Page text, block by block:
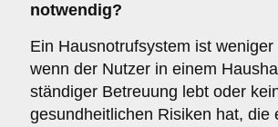
notwendig?
Ein Hausnotrufsystem ist weniger
wenn der Nutzer in einem
ständiger Betreuung lebt oder
gesundheitlichen Risiken hat, die